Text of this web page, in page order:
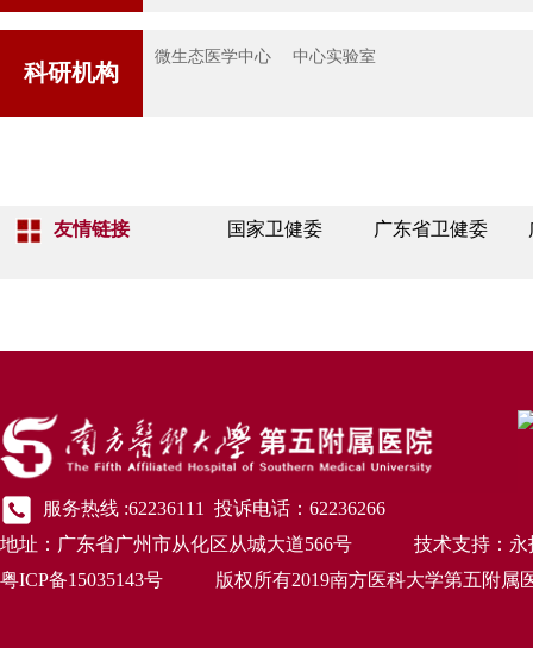
科研机构
微生态医学中心 中心实验室
友情链接 国家卫健委 广东省卫健委
服务热线 :62236111 投诉电话：62236266
地址：广东省广州市从化区从城大道566号 技术支持：永
粤ICP备15035143号 版权所有2019南方医科大学第五附属